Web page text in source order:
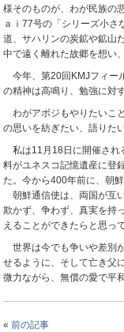
様そのものが、わが民族の
ａｉ77号の「シリーズ小
道、サハリンの炭鉱や鉱山
中で遠く離れた故郷を想い
今年、第20回KMJフィー
の精神は高鳴り、勉強に対
わがアボジもやりたいこ
の思いを紡ぎたい、語りた
私は11月18日に開催され
料がユネスコ記憶遺産に登
た。今から400年前に、朝
朝鮮通信使は、両国が互
欺かず、争わず、真実を持
えることができたらと思っ
世界は今でも争いや差別
せるように、そして亡き父
微力ながら、無償の愛で平
« 前の記事